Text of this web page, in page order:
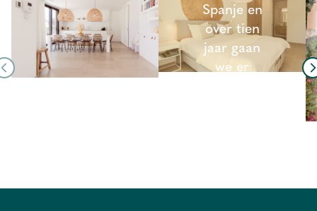
Spanje en
over tien
jaar gaan
we er